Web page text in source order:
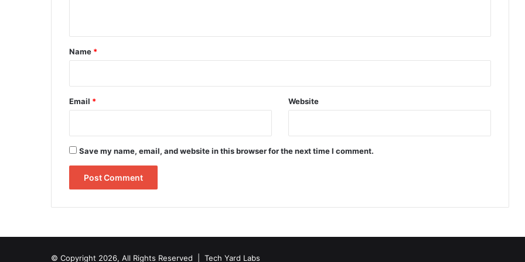
*
Name *
Email * Website
Save my name, email, and website in this browser for the next time I comment.
© Copyright 2026, All Rights Reserved | Tech Yard Labs